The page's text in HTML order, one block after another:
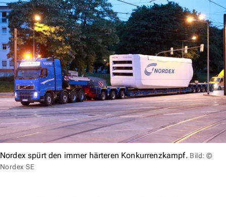
Nordex spürt den immer härteren Konkurrenzkampf. Bild: ©
Nordex SE